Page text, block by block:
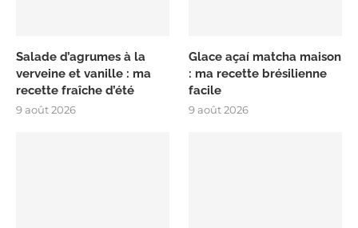
Salade d’agrumes à la
verveine et vanille : ma
recette fraîche d’été
9 août 2026
Glace açaí matcha maison
: ma recette brésilienne
facile
9 août 2026